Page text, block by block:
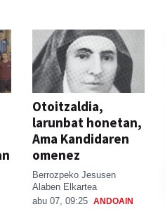
Otoitzaldia,
larunbat honetan,
Ama Kandidaren
omenez
Berrozpeko Jesusen
Alaben Elkartea
abu 07, 09:25 ANDOAIN